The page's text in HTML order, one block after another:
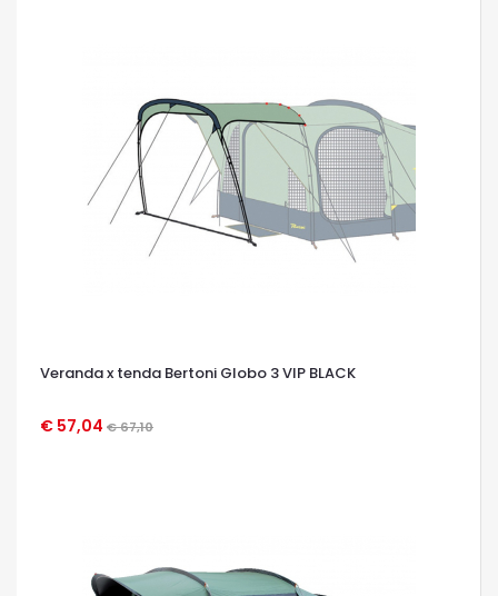
Veranda x tenda Bertoni Globo 3 VIP BLACK
€ 57,04 € 67,10
OCCHIATA VELOCE